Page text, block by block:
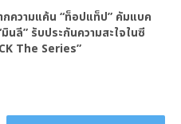
กความแค้น “ท็อปแท็ป” คัมแบค
นลี” รับประกันความสะใจในซี
The Series”